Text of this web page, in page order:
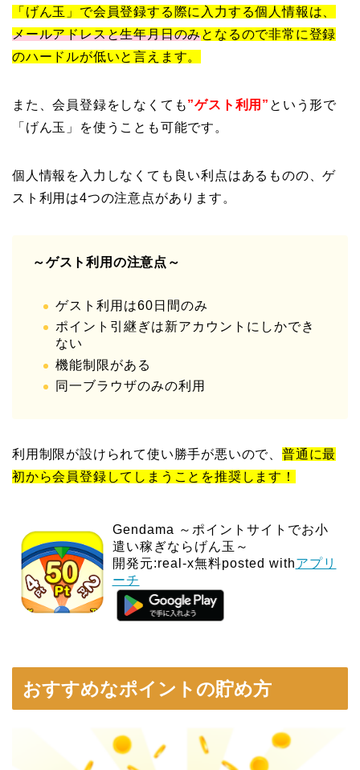
「げん玉」で会員登録する際に入力する個人情報は、
メールアドレスと生年月日のみとなるので非常に登録
のハードルが低いと言えます。
また、会員登録をしなくても”ゲスト利用” という形で
「げん玉」を使うことも可能です。
個人情報を入力しなくても良い利点はあるものの、ゲ
スト利用は4つの注意点があります。
～ゲスト利用の注意点～
ゲスト利用は60日間のみ
ポイント引継ぎは新アカウントにしかでき
ない
機能制限がある
同一ブラウザのみの利用
利用制限が設けられて使い勝手が悪いので、 普通に最
初から会員登録してしまうことを推奨します！
Gendama ～ポイントサイトでお小
遣い稼ぎならげん玉～
開発元:real-x無料posted withアプリ
ーチ
おすすめなポイントの貯め方